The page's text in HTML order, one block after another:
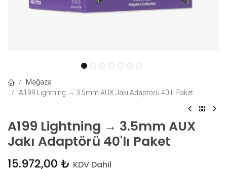
Mağaza
A199 Lightning → 3.5mm AUX Jakı Adaptörü 40'lı Paket
A199 Lightning → 3.5mm AUX
Jakı Adaptörü 40'lı Paket
15.972,00 ₺ KDV Dahil